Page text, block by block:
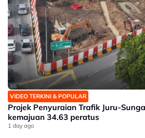
VIDEO TERKINI & POPULAR
Projek Penyuraian Trafik Juru-
kemajuan 34.63 peratus
1 day ago